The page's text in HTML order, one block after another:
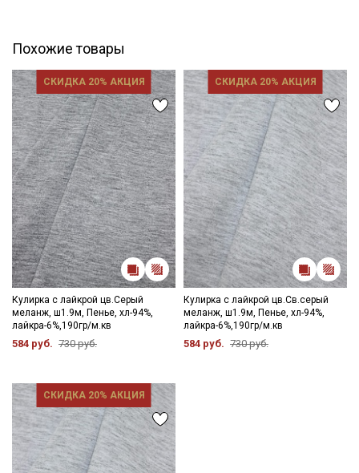
Похожие товары
СКИДКА 20% АКЦИЯ
Кулирка с лайкрой цв.Серый
меланж, ш1.9м, Пенье, хл-94%,
лайкра-6%,190гр/м.кв
584 руб. 730 руб.
СКИДКА 20% АКЦИЯ
Кулирка с лайкрой цв.Св.серый
меланж, ш1.9м, Пенье, хл-94%,
лайкра-6%,190гр/м.кв
584 руб. 730 руб.
СКИДКА 20% АКЦИЯ